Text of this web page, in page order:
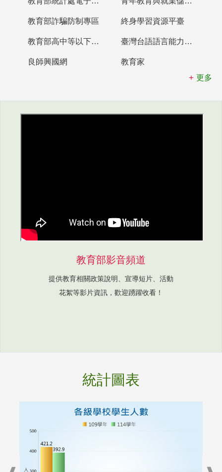
教育部詐騙防制專區 終身學習資源平臺
教育部高中等以下學校及幼兒園教師資格檢定考試 臺灣台語語言能力認證網站
良師興國網
教育家
更多
教育部影音頻道
提供教育相關政策說明、宣導短片、活動
花絮等影片資訊，歡迎踴躍收看！
統計圖表